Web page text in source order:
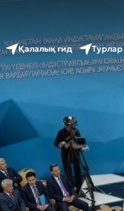
Қалалық гид Турлар